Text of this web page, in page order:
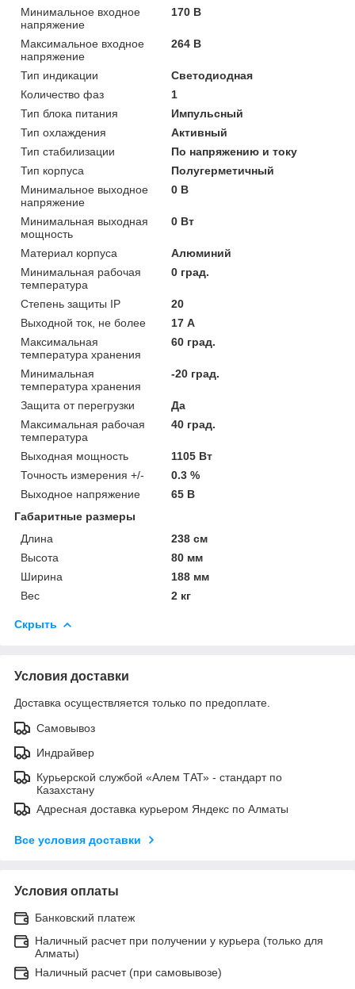
Минимальное входное
напряжение
170 В
Максимальное входное
напряжение
264 В
Тип индикации
Светодиодная
Количество фаз
1
Тип блока питания
Импульсный
Тип охлаждения
Активный
Тип стабилизации
По напряжению и току
Тип корпуса
Полугерметичный
Минимальное выходное
напряжение
0 В
Минимальная выходная
мощность
0 Вт
Материал корпуса
Алюминий
Минимальная рабочая
температура
0 град.
Степень защиты IP
20
Выходной ток, не более
17 А
Максимальная
температура хранения
60 град.
Минимальная
температура хранения
-20 град.
Защита от перегрузки
Да
Максимальная рабочая
температура
40 град.
Выходная мощность
1105 Вт
Точность измерения +/-
0.3 %
Выходное напряжение
65 В
Габаритные размеры
Длина
238 см
Высота
80 мм
Ширина
188 мм
Вес
2 кг
Скрыть
Условия доставки
Доставка осуществляется только по предоплате.
Самовывоз
Индрайвер
Курьерской службой «Алем ТАТ» - стандарт по
Казахстану
Адресная доставка курьером Яндекс по Алматы
Все условия доставки
Условия оплаты
Банковский платеж
Наличный расчет при получении у курьера (только для
Алматы)
Наличный расчет (при самовывозе)